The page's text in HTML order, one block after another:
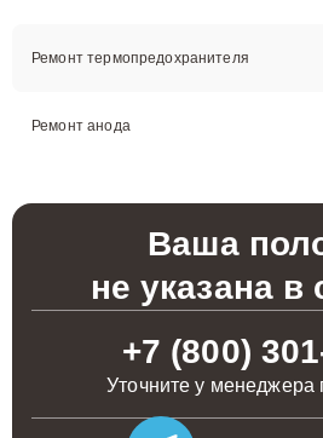
Ремонт термопредохранителя
Ремонт анода
Ваша
не указана в
+7 (800)
Уточните у менеджера